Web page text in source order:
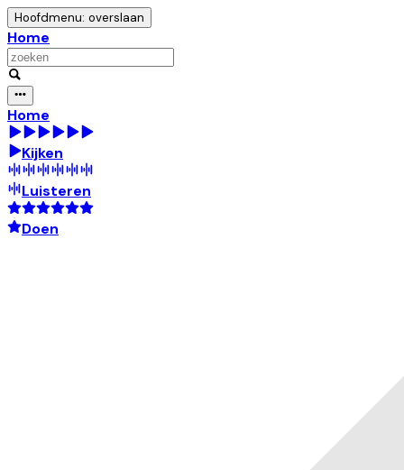
Hoofdmenu: overslaan
Home
Home
Kijken
Luisteren
Doen